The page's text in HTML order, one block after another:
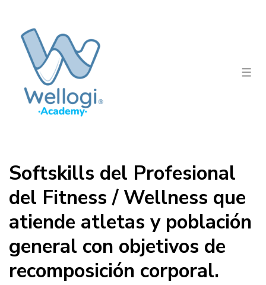
contenido
Softskills del Profesional
del Fitness / Wellness que
atiende atletas y población
general con objetivos de
recomposición corporal.